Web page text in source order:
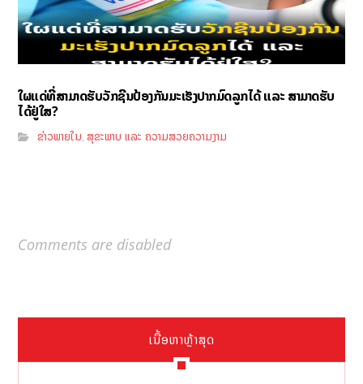
ໃຜແດ່ທີ່ສາມາດຮັບວັກຊີນປ້ອງກັນມະເຮັງປາກມົດລູກໄດ້ ແລະ ສາມາດຮັບ
ໄດ້ຢູ່ໃສ?
ຂ່າວພາຍໃນ,ສຸຂະພາບ ແລະ ຄວາມສວຍຄວາມງາມ
Comments are disabled
ເນື້ອຫາຫຼ້າສຸດ